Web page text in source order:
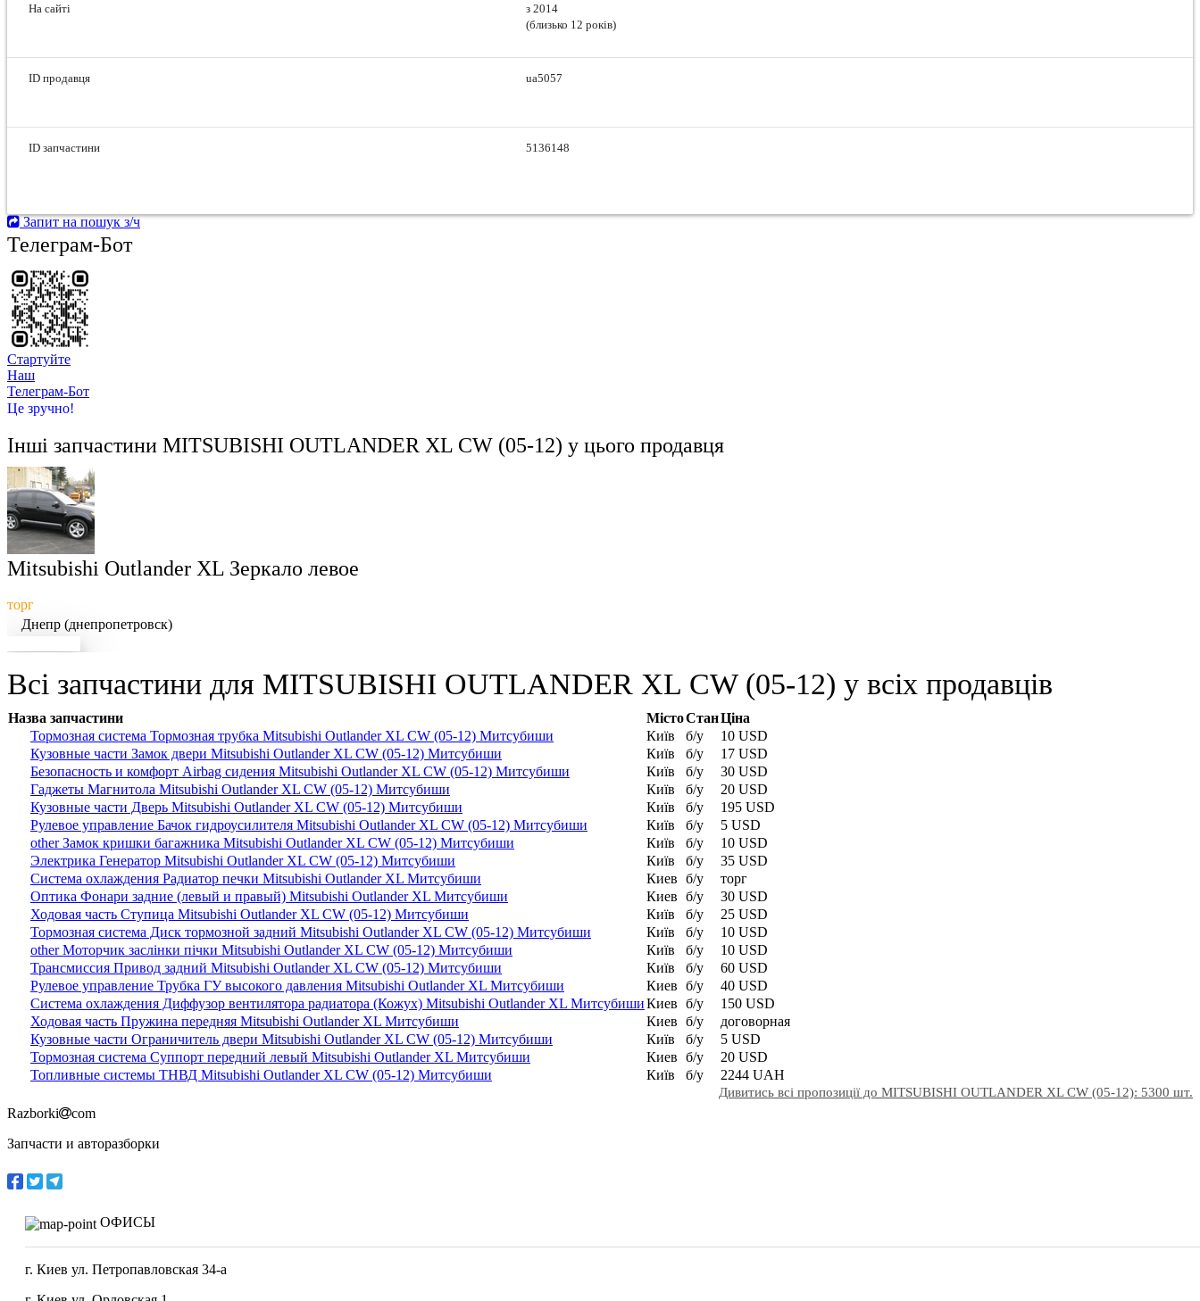
На сайті
з 2014
(близько 12 років)
ID продавця ua5057
ID запчастини 5136148
Запит на пошук з/ч
Телеграм-Бот
Стартуйте
Hаш
Телеграм-Бот
Це зручно!
Інші запчастини MITSUBISHI OUTLANDER XL CW (05-12) у цього продавця
Mitsubishi Outlander XL Зеркало левое
торг
Днепр (днепропетровск)
Всі запчастини для MITSUBISHI OUTLANDER XL CW (05-12) у всіх продавців
Назва запчастини МістоСтанЦіна
Тормозная система Тормозная трубка Mitsubishi Outlander XL CW (05-12) Митсубиши
Київ б/у
10 USD
Кузовные части Замок двери Mitsubishi Outlander XL CW (05-12) Митсубиши
Київ б/у
17 USD
Безопасность и комфорт Airbag сидения Mitsubishi Outlander XL CW (05-12) Митсубиши
Київ б/у
30 USD
Гаджеты Магнитола Mitsubishi Outlander XL CW (05-12) Митсубиши
Київ б/у
20 USD
Кузовные части Дверь Mitsubishi Outlander XL CW (05-12) Митсубиши
Київ б/у
195 USD
Рулевое управление Бачок гидроусилителя Mitsubishi Outlander XL CW (05-12) Митсубиши
Київ б/у
5 USD
other Замок кришки багажника Mitsubishi Outlander XL CW (05-12) Митсубиши
Київ б/у
10 USD
Электрика Генератор Mitsubishi Outlander XL CW (05-12) Митсубиши
Київ б/у
35 USD
Система охлаждения Радиатор печки Mitsubishi Outlander XL Митсубиши
Киев б/у
торг
Оптика Фонари задние (левый и правый) Mitsubishi Outlander XL Митсубиши
Киев б/у
30 USD
Ходовая часть Ступица Mitsubishi Outlander XL CW (05-12) Митсубиши
Київ б/у
25 USD
Тормозная система Диск тормозной задний Mitsubishi Outlander XL CW (05-12) Митсубиши
Київ б/у
10 USD
other Моторчик заслінки пічки Mitsubishi Outlander XL CW (05-12) Митсубиши
Київ б/у
10 USD
Трансмиссия Привод задний Mitsubishi Outlander XL CW (05-12) Митсубиши
Київ б/у
60 USD
Рулевое управление Трубка ГУ высокого давления Mitsubishi Outlander XL Митсубиши
Киев б/у
40 USD
Система охлаждения Диффузор вентилятора радиатора (Кожух) Mitsubishi Outlander XL МитсубишиКиев б/у
150 USD
Ходовая часть Пружина передняя Mitsubishi Outlander XL Митсубиши
Киев б/у
договорная
Кузовные части Ограничитель двери Mitsubishi Outlander XL CW (05-12) Митсубиши
Київ б/у
5 USD
Тормозная система Суппорт передний левый Mitsubishi Outlander XL Митсубиши
Киев б/у
20 USD
Топливные системы ТНВД Mitsubishi Outlander XL CW (05-12) Митсубиши
Київ б/у 2244 UAH
Дивитись всі пропозиції до MITSUBISHI OUTLANDER XL CW (05-12): 5300 шт.
Razborki
com
Запчасти и авторазборки
ОФИСЫ
г. Киев ул. Петропавловская 34-а